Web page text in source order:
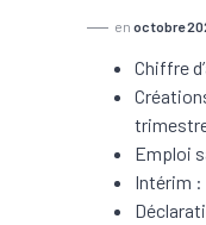
en octobre
Chiffre
Emploi
Intérim :